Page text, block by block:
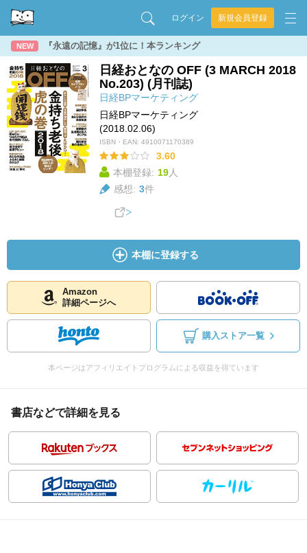
ログイン 新規会員登録
NEW 『永遠の記憶』が1位に！本ランキング
日経おとなの OFF (3 MARCH 2018
No.203) (月刊誌)
日経BPマーケティング
日経BPマーケティング
(2018.02.06)
ISBN・EAN: 4910071170389
3.60
本棚登録: 19人
感想: 3件
本棚に登録する
Amazon
詳細ページへ
購入ストア一覧
本ページはアフィリエイトプログラムによる収益を得ています
書店などで詳細を見る